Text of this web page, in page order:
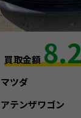
買取金額
マツダ
アテンザワゴン